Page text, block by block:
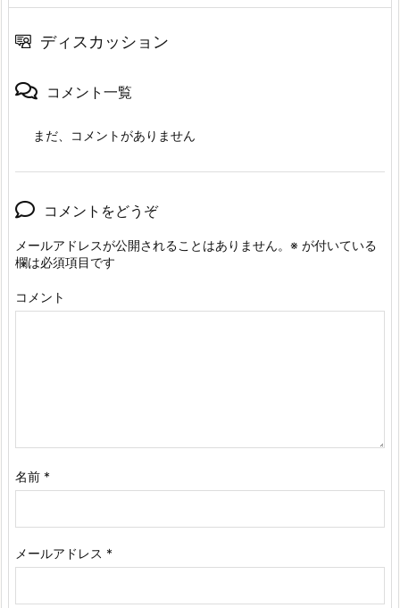
ディスカッション
コメント一覧
まだ、コメントがありません
コメントをどうぞ
メールアドレスが公開されることはありません。 ※ が付いている
欄は必須項目です
コメント
名前 *
メールアドレス *